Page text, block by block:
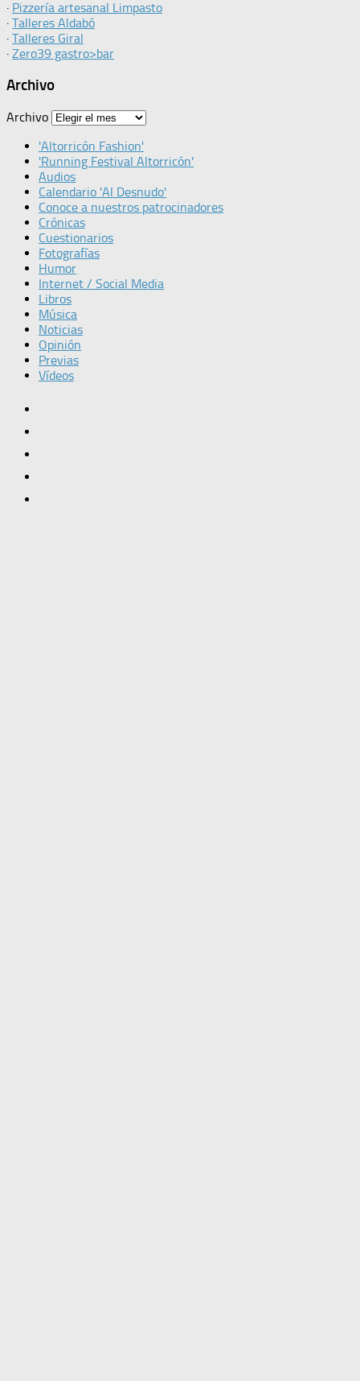
· Pizzería artesanal Limpasto
· Talleres Aldabó
· Talleres Giral
· Zero39 gastro>bar
Archivo
Archivo
'Altorricón Fashion'
'Running Festival Altorricón'
Audios
Calendario 'Al Desnudo'
Conoce a nuestros patrocinadores
Crónicas
Cuestionarios
Fotografías
Humor
Internet / Social Media
Libros
Música
Noticias
Opinión
Previas
Vídeos